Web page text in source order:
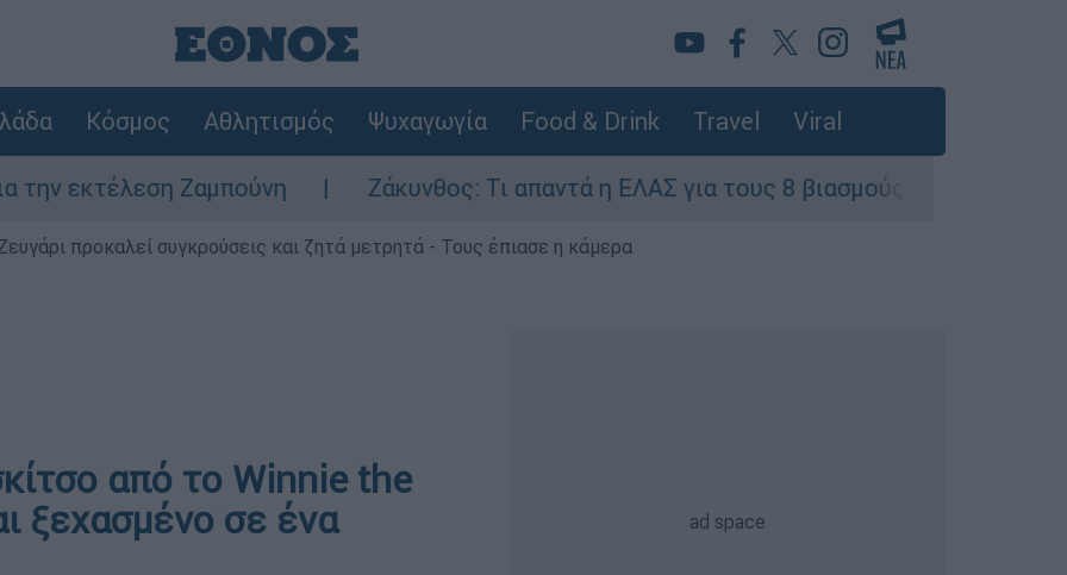
Κόσμος Αθλητισμός Ψυχαγωγία Food & Drink Travel Viral
Ζαμπούνη Ζάκυνθος: Τι απαντά η ΕΛΑΣ για τους 8 βιασμούς τουριστριών - «Μόνο 3
προκαλεί συγκρούσεις και ζητά μετρητά - Τους έπιασε η κάμερα
από το Winnie the
ξεχασμένο σε ένα